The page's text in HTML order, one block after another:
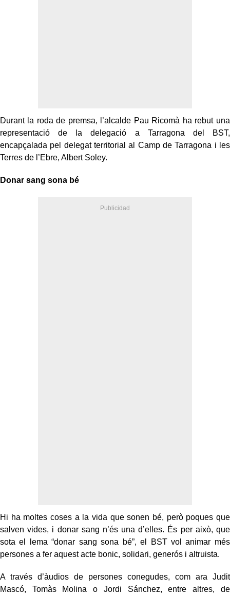
Durant la roda de premsa, l’alcalde Pau Ricomà ha rebut una
representació de la delegació a Tarragona del BST,
encapçalada pel delegat territorial al Camp de Tarragona i les
Terres de l’Ebre, Albert Soley.
Donar sang sona bé
Hi ha moltes coses a la vida que sonen bé, però poques que
salven vides, i donar sang n’és una d’elles. És per això, que
sota el lema “donar sang sona bé”, el BST vol animar més
persones a fer aquest acte bonic, solidari, generós i altruista.
A través d’àudios de persones conegudes, com ara Judit
Mascó, Tomàs Molina o Jordi Sánchez, entre altres, de